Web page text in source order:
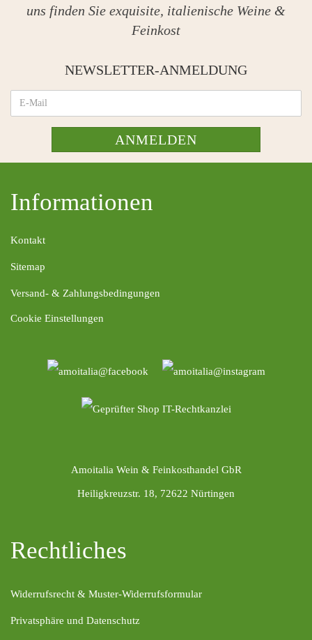
uns finden Sie exquisite, italienische Weine &
Feinkost
NEWSLETTER-ANMELDUNG
ANMELDEN
Informationen
Kontakt
Sitemap
Versand- & Zahlungsbedingungen
Cookie Einstellungen
Amoitalia Wein & Feinkosthandel GbR
Heiligkreuzstr. 18, 72622 Nürtingen
Rechtliches
Widerrufsrecht & Muster-Widerrufsformular
Privatsphäre und Datenschutz